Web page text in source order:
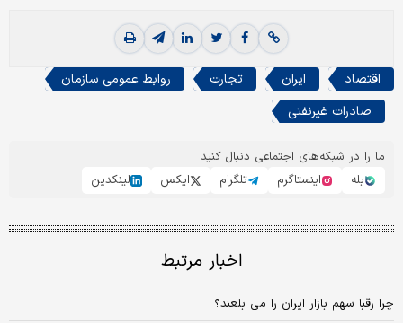
اقتصاد ایران تجارت
روابط عمومی سازمان
صادرات غیرنفتی
ما را در شبکه‌های اجتماعی دنبال کنید
بله
اینستاگرم تلگرام ایکس لینکدین
اخبار مرتبط
چرا رقبا سهم بازار ایران را می بلعند؟